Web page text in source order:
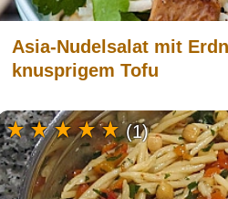
Asia-Nudelsalat mit
knusprigem Tofu
(1)